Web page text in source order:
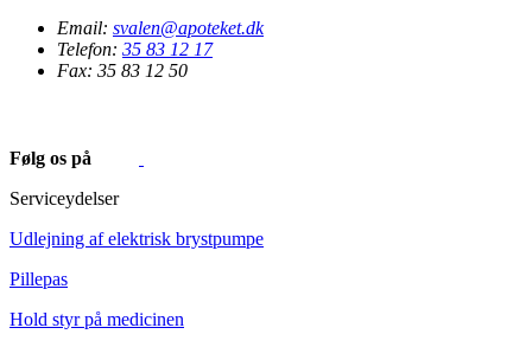
Email: svalen@apoteket.dk
Telefon: 35 83 12 17
Fax: 35 83 12 50
Følg os på
Serviceydelser
Udlejning af elektrisk brystpumpe
Pillepas
Hold styr på medicinen